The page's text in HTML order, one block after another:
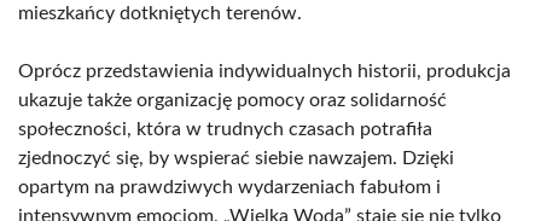
mieszkańcy dotkniętych terenów.
Oprócz przedstawienia indywidualnych historii, produkcja
ukazuje także organizację pomocy oraz solidarność
społeczności, która w trudnych czasach potrafiła
zjednoczyć się, by wspierać siebie nawzajem. Dzięki
opartym na prawdziwych wydarzeniach fabułom i
intensywnym emocjom, „Wielka Woda” staje się nie tylko